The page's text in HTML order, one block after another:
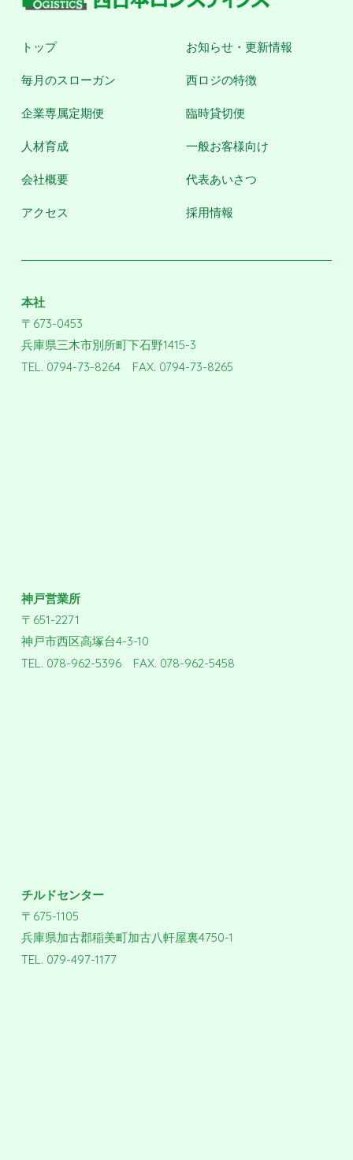
トップ お知らせ・更新情報
毎月のスローガン 西ロジの特徴
企業専属定期便 臨時貸切便
人材育成 一般お客様向け
会社概要 代表あいさつ
アクセス 採用情報
本社
〒673-0453
兵庫県三木市別所町下石野1415-3
TEL. 0794-73-8264 FAX. 0794-73-8265
神戸営業所
〒651-2271
神戸市西区高塚台4-3-10
TEL. 078-962-5396 FAX. 078-962-5458
チルドセンター
〒675-1105
兵庫県加古郡稲美町加古八軒屋裏4750-1
TEL. 079-497-1177